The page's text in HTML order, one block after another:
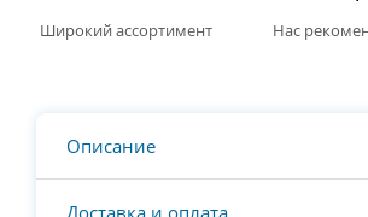
Широкий ассортимент Нас
Описание
Доставка и оплата